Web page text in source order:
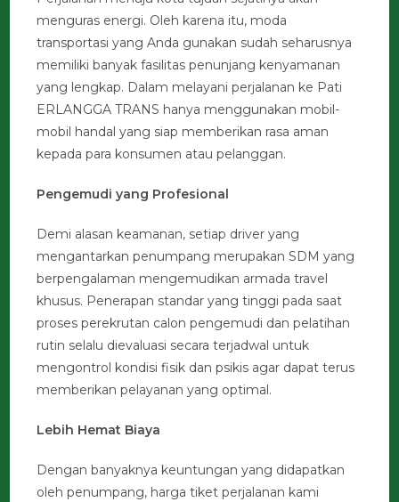
menguras energi. Oleh karena itu, moda
transportasi yang Anda gunakan sudah seharusnya
memiliki banyak fasilitas penunjang kenyamanan
yang lengkap. Dalam melayani perjalanan ke Pati
ERLANGGA TRANS hanya menggunakan mobil-
mobil handal yang siap memberikan rasa aman
kepada para konsumen atau pelanggan.
Pengemudi yang Profesional
Demi alasan keamanan, setiap driver yang
mengantarkan penumpang merupakan SDM yang
berpengalaman mengemudikan armada travel
khusus. Penerapan standar yang tinggi pada saat
proses perekrutan calon pengemudi dan pelatihan
rutin selalu dievaluasi secara terjadwal untuk
mengontrol kondisi fisik dan psikis agar dapat terus
memberikan pelayanan yang optimal.
Lebih Hemat Biaya
Dengan banyaknya keuntungan yang didapatkan
oleh penumpang, harga tiket perjalanan kami